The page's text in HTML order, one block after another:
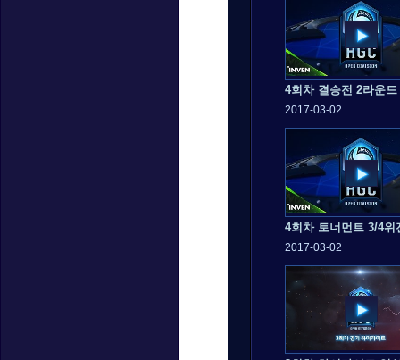
4회차 결승전 2라운드
2017-03-02
2017-03-02